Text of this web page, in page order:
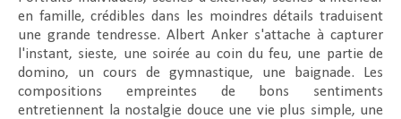
en famille, crédibles dans les moindres détails traduisent
une grande tendresse. Albert Anker s'attache à capturer
l'instant, sieste, une soirée au coin du feu, une partie de
domino, un cours de gymnastique, une baignade. Les
compositions empreintes de bons sentiments
entretiennent la nostalgie douce une vie plus simple, une